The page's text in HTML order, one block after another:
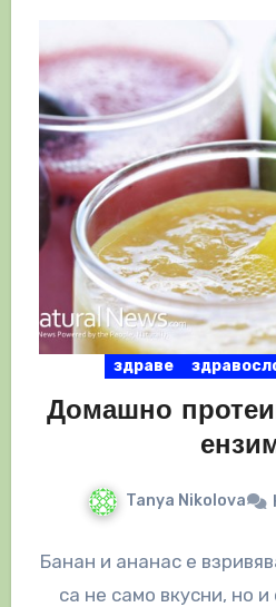
здраве
Домашно
Tanya Nikolova
Банан и ананас е
са не само вкусни, но